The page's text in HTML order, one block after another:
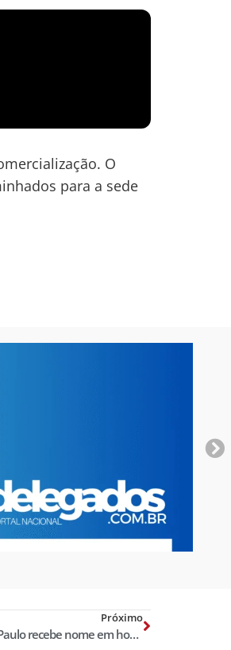
O
para a sede
Próximo
Rodovia em São Paulo recebe nome em homenagem a delegado morto em serviço